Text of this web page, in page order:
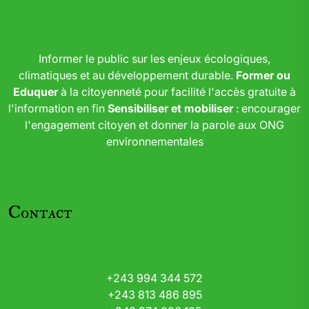
Informer le public sur les enjeux écologiques,
climatiques et au développement durable. Former ou
Eduquerà la citoyenneté pour facilité l'accès gratuite à
l'information en fin Sensibiliser et mobiliser: encourager
l'engagement citoyen et donner la parole aux ONG
environnementales
Contact
+243 994 344 572
+243 813 486 895